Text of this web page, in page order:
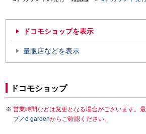
ドコモショップを表示
量販店などを表示
ドコモショップ
営業時間などは変更となる場合がございます。
プ／d gardenからご確認ください。